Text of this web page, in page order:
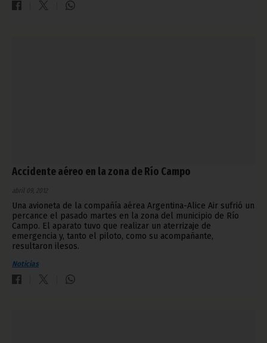
Accidente aéreo en la zona de Río Campo
abril 09, 2012
Una avioneta de la compañía aérea Argentina-Alice Air sufrió un
percance el pasado martes en la zona del municipio de Río
Campo. El aparato tuvo que realizar un aterrizaje de
emergencia y, tanto el piloto, como su acompañante,
resultaron ilesos.
Noticias